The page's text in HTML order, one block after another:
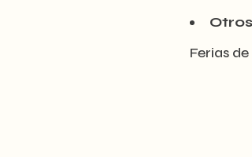
Ferias